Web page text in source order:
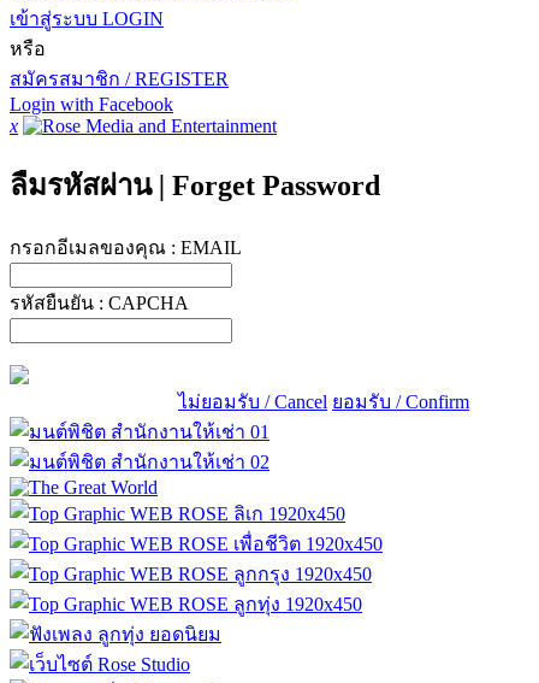
เข้าสู่ระบบ LOGIN
หรือ
สมัครสมาชิก / REGISTER
Login with Facebook
x
ลืมรหัสผ่าน | Forget Password
กรอกอีเมลของคุณ : EMAIL
รหัสยืนยัน : CAPCHA
ไม่ยอมรับ / Cancel ยอมรับ / Confirm